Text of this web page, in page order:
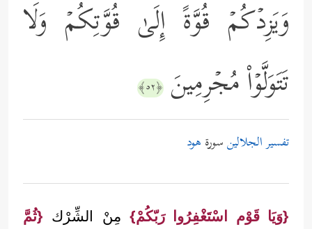
وَیَزِدۡكُمۡ قُوَّةً إِلَىٰ قُوَّتِكُمۡ وَلَا
تَتَوَلَّوۡاْ مُجۡرِمِینَ ﴿٥٢﴾
تفسير الجلالينسورة هود
{وَيَا قَوْم اسْتَغْفِرُوا رَبّكُمْ} مِنْ الشِّرْك {ثُمَّ